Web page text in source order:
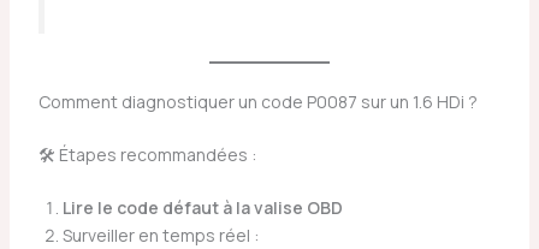
Comment diagnostiquer un code P0087 sur un 1.6 HDi ?
🛠 Étapes recommandées :
Lire le code défaut à la valise OBD
Surveiller en temps réel :